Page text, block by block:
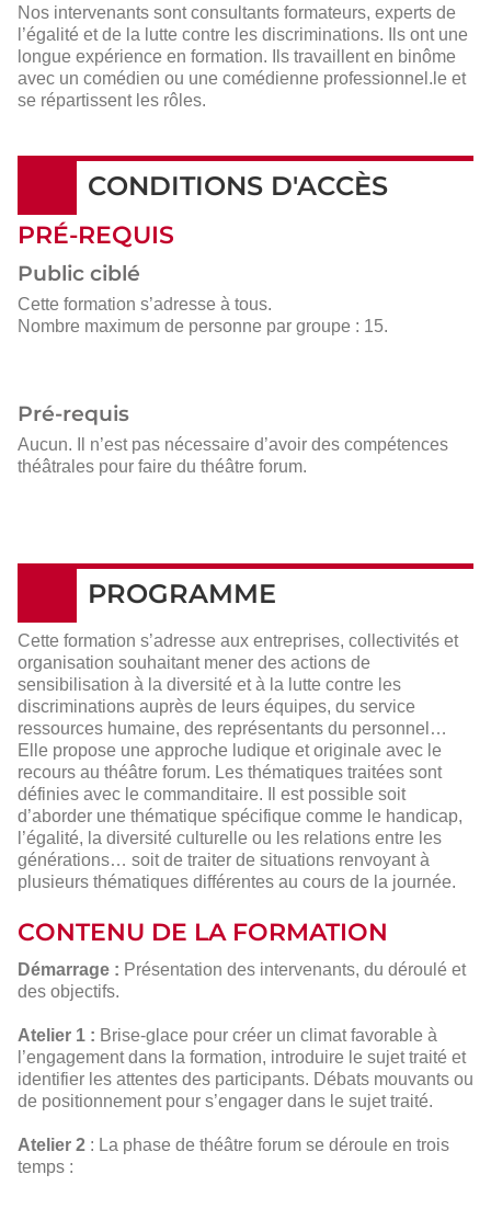
Nos intervenants sont consultants formateurs, experts de
l’égalité et de la lutte contre les discriminations. Ils ont une
longue expérience en formation. Ils travaillent en binôme
avec un comédien ou une comédienne professionnel.le et
se répartissent les rôles.
CONDITIONS D'ACCÈS
PRÉ-REQUIS
Public ciblé
Cette formation s’adresse à tous.
Nombre maximum de personne par groupe : 15.
Pré-requis
Aucun. Il n’est pas nécessaire d’avoir des compétences
théâtrales pour faire du théâtre forum.
PROGRAMME
Cette formation s’adresse aux entreprises, collectivités et
organisation souhaitant mener des actions de
sensibilisation à la diversité et à la lutte contre les
discriminations auprès de leurs équipes, du service
ressources humaine, des représentants du personnel…
Elle propose une approche ludique et originale avec le
recours au théâtre forum. Les thématiques traitées sont
définies avec le commanditaire. Il est possible soit
d’aborder une thématique spécifique comme le handicap,
l’égalité, la diversité culturelle ou les relations entre les
générations… soit de traiter de situations renvoyant à
plusieurs thématiques différentes au cours de la journée.
CONTENU DE LA FORMATION
Démarrage : Présentation des intervenants, du déroulé et
des objectifs.
Atelier 1 : Brise-glace pour créer un climat favorable à
l’engagement dans la formation, introduire le sujet traité et
identifier les attentes des participants. Débats mouvants ou
de positionnement pour s’engager dans le sujet traité.
Atelier 2 : La phase de théâtre forum se déroule en trois
temps :